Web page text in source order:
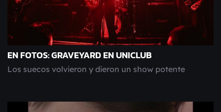
EN FOTOS: GRAVEYARD EN UNICLUB
Los suecos volvieron y dieron un show potente